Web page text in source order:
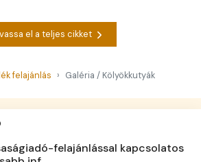
el a teljes cikket
felajánlás Galéria / Kölyökkutyák
felajánlással kapcsolatos